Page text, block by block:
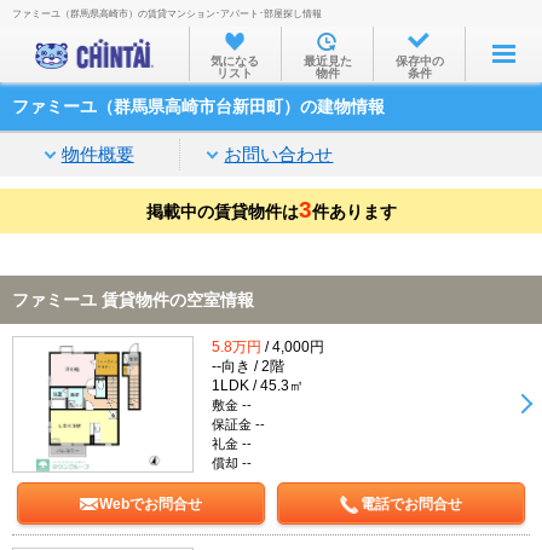
お部屋を探す
沿線・駅から
住所から
家賃相場から
通勤通学時間から
TOP
ファミーユ（群馬県高崎市）の賃貸マンション･アパート･部屋探し情報
気になる
リスト
最近見た
物件
保存中の
条件
ファミーユ（群馬県高崎市台新田町）の建物情報
物件概要 お問い合わせ
掲載中の賃貸物件は3件あります
ファミーユ 賃貸物件の空室情報
5.8万円 / 4,000円
--向き / 2階
1LDK / 45.3㎡
敷金 --
保証金 --
礼金 --
償却 --
Webでお問合せ 電話でお問合せ